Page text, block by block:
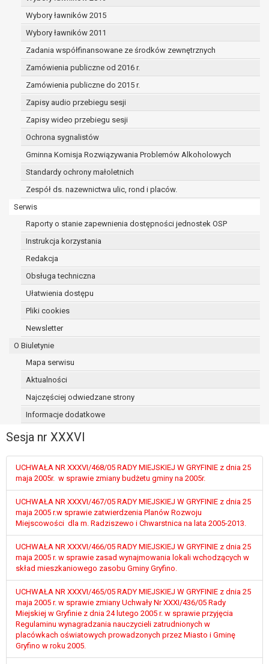
Wybory ławników 2015
Wybory ławników 2011
Zadania współfinansowane ze środków zewnętrznych
Zamówienia publiczne od 2016 r.
Zamówienia publiczne do 2015 r.
Zapisy audio przebiegu sesji
Zapisy wideo przebiegu sesji
Ochrona sygnalistów
Gminna Komisja Rozwiązywania Problemów Alkoholowych
Standardy ochrony małoletnich
Zespół ds. nazewnictwa ulic, rond i placów.
Serwis
Raporty o stanie zapewnienia dostępności jednostek OSP
Instrukcja korzystania
Redakcja
Obsługa techniczna
Ułatwienia dostępu
Pliki cookies
Newsletter
O Biuletynie
Mapa serwisu
Aktualności
Najczęściej odwiedzane strony
Informacje dodatkowe
Sesja nr XXXVI
UCHWAŁA NR XXXVI/468/05 RADY MIEJSKIEJ W GRYFINIE z dnia 25
maja 2005r. w sprawie zmiany budżetu gminy na 2005r.
UCHWAŁA NR XXXVI/467/05 RADY MIEJSKIEJ W GRYFINIE z dnia 25
maja 2005 r.w sprawie zatwierdzenia Planów Rozwoju
Miejscowości dla m. Radziszewo i Chwarstnica na lata 2005-2013.
UCHWAŁA NR XXXVI/466/05 RADY MIEJSKIEJ W GRYFINIE z dnia 25
maja 2005 r. w sprawie zasad wynajmowania lokali wchodzących w
skład mieszkaniowego zasobu Gminy Gryfino.
UCHWAŁA NR XXXVI/465/05 RADY MIEJSKIEJ W GRYFINIE z dnia 25
maja 2005 r. w sprawie zmiany Uchwały Nr XXXI/436/05 Rady
Miejskiej w Gryfinie z dnia 24 lutego 2005 r. w sprawie przyjęcia
Regulaminu wynagradzania nauczycieli zatrudnionych w
placówkach oświatowych prowadzonych przez Miasto i Gminę
Gryfino w roku 2005.
celu wywiązania się z obowiązku
prawo do żądania ograniczenia
przetwarzania danych osobowych na
podstawie art. 18 RODO, w przypadku gdy:
osoba, której dane dotyczą
kwestionuje prawidłowość danych
osobowych – na okres pozwalający
administratorowi sprawdzić
przetwarzanie danych jest niezgodne
z prawem, a osoba, której dane
dotyczą, sprzeciwia się usunięciu
danych, żądając w zamian ich
ograniczenia,
danych dla swoich celów, ale osoba,
której dane dotyczą, potrzebuje ich do
ustalenia, obrony lub dochodzenia
roszczeń,
osoba, której dane dotyczą, wniosła
sprzeciw wobec przetwarzania
danych - do czasu ustalenia czy
prawnie uzasadnione podstawy po
podstawie art. 20 RODO, w przypadku gdy
przetwarzanie danych odbywa się na
której dane dotyczą lub na podstawie
zautomatyzowany;
prawo sprzeciwu wobec przetwarzania
danych na podstawie art. 21 RODO, wobec
przetwarzania danych osobowych, którego
podstawą prawną jest:
wykonania zadania realizowanego w
interesie publicznym lub w ramach
sprawowania władzy publicznej
powierzonej administratorowi bądź
niezbędność przetwarzania do celów
wynikających z prawnie
uzasadnionych interesów
realizowanych przez administratora